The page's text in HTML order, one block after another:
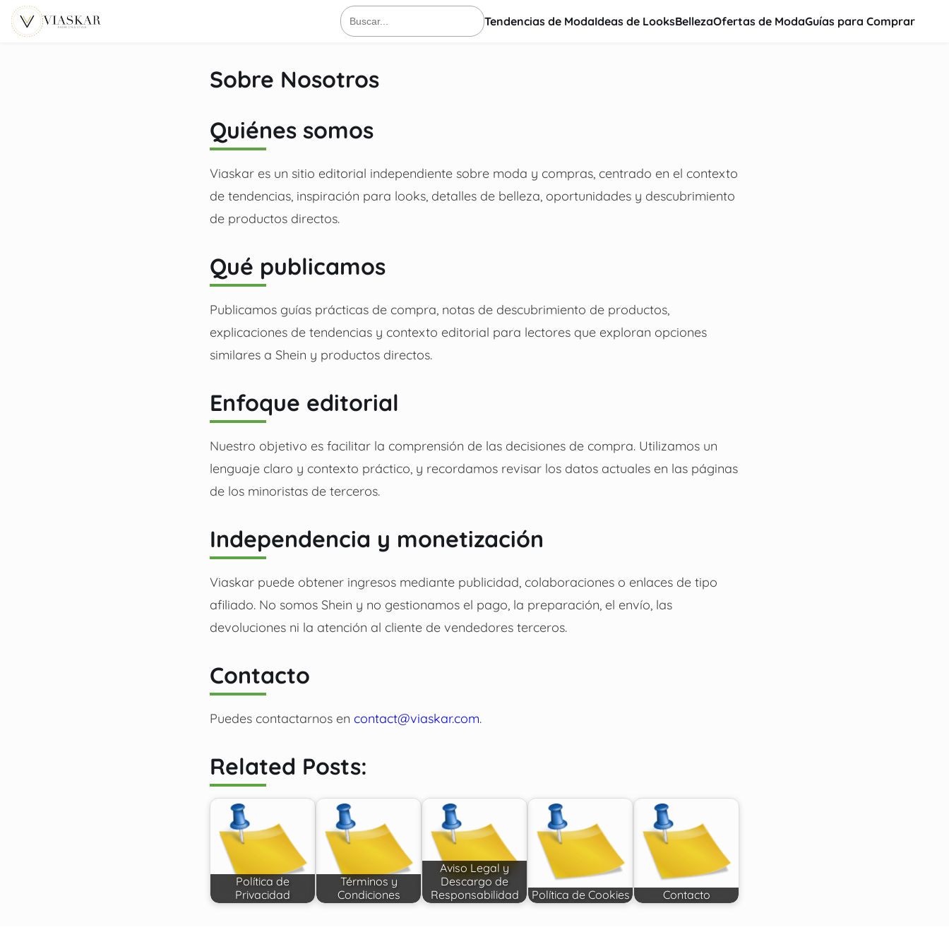
contenido
Buscar:
Tendencias de ModaIdeas de LooksBellezaOfertas de ModaGuías para Comprar
Sobre Nosotros
Quiénes somos
Viaskar es un sitio editorial independiente sobre moda y compras, centrado en el contexto
de tendencias, inspiración para looks, detalles de belleza, oportunidades y descubrimiento
de productos directos.
Qué publicamos
Publicamos guías prácticas de compra, notas de descubrimiento de productos,
explicaciones de tendencias y contexto editorial para lectores que exploran opciones
similares a Shein y productos directos.
Enfoque editorial
Nuestro objetivo es facilitar la comprensión de las decisiones de compra. Utilizamos un
lenguaje claro y contexto práctico, y recordamos revisar los datos actuales en las páginas
de los minoristas de terceros.
Independencia y monetización
Viaskar puede obtener ingresos mediante publicidad, colaboraciones o enlaces de tipo
afiliado. No somos Shein y no gestionamos el pago, la preparación, el envío, las
devoluciones ni la atención al cliente de vendedores terceros.
Contacto
Puedes contactarnos en contact@viaskar.com.
Related Posts:
Política de
Privacidad
Términos y
Condiciones
Aviso Legal y
Descargo de
Responsabilidad
Política de Cookies Contacto